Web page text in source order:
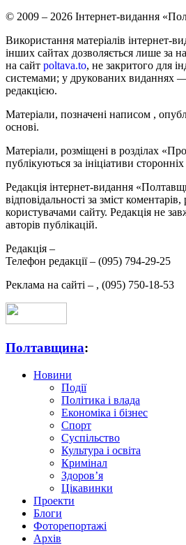
© 2009 – 2026 Інтернет-видання
Використання матеріалів інтернет-
інших сайтах дозволяється лише за
на сайт poltava.to, не закритого для
системами; у друкованих виданнях
редакцією.
Матеріали, позначені написом ,
основі.
Матеріали, розміщені в розділах
публікуються за ініціативи
Редакція інтернет-видання
відповідальності за зміст
користувачами сайту. Редакція не
авторів публікацій.
Редакція –
Телефон редакції – (095) 794-29-25
Реклама на сайті – , (095) 750-18-53
Полтавщина:
Новини
Події
Політика і влада
Економіка і бізнес
Спорт
Суспільство
Культура і освіта
Кримінал
Здоров’я
Цікавинки
Проекти
Блоги
Фоторепортажі
Архів